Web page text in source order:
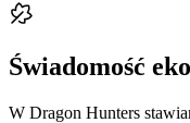
Świadomość
W Dragon Hunters